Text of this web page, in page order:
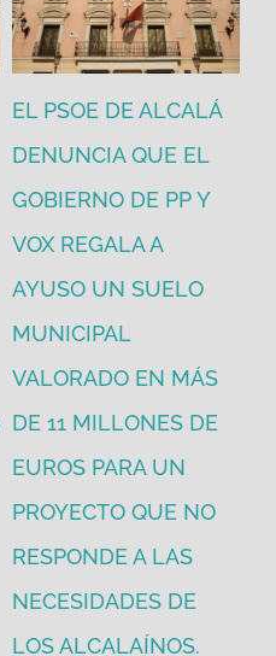
EL PSOE DE ALCALÁ
DENUNCIA QUE EL
GOBIERNO DE PP Y
VOX REGALA A
AYUSO UN SUELO
MUNICIPAL
VALORADO EN MÁS
DE 11 MILLONES DE
EUROS PARA UN
PROYECTO QUE NO
RESPONDE A LAS
NECESIDADES DE
LOS ALCALAÍNOS.